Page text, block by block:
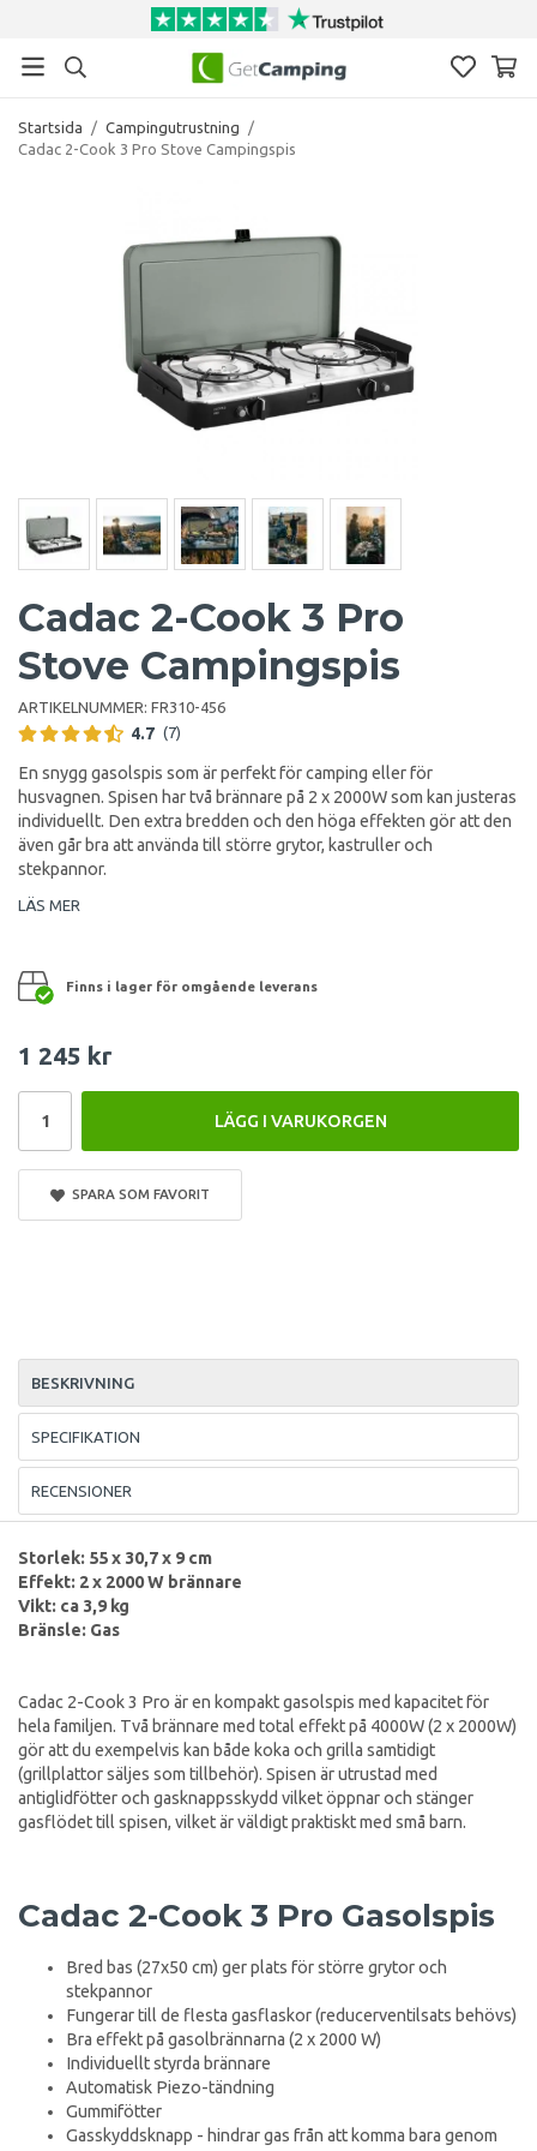
Startsida / Campingutrustning
/
Cadac 2-Cook 3 Pro Stove Campingspis
Cadac 2-Cook 3 Pro
Stove Campingspis
ARTIKELNUMMER: FR310-456
4.7 (7)
En snygg gasolspis som är perfekt för camping eller för
husvagnen. Spisen har två brännare på 2 x 2000W som kan justeras
individuellt. Den extra bredden och den höga effekten gör att den
även går bra att använda till större grytor, kastruller och
stekpannor.
LÄS MER
Finns i lager för omgående leverans
1 245 kr
LÄGG I VARUKORGEN
SPARA SOM FAVORIT
BESKRIVNING
SPECIFIKATION
RECENSIONER
Storlek: 55 x 30,7 x 9 cm
Effekt: 2 x 2000 W brännare
Vikt: ca 3,9 kg
Bränsle: Gas
Cadac 2-Cook 3 Pro är en kompakt gasolspis med kapacitet för
hela familjen. Två brännare med total effekt på 4000W (2 x 2000W)
gör att du exempelvis kan både koka och grilla samtidigt
(grillplattor säljes som tillbehör). Spisen är utrustad med
antiglidfötter och gasknappsskydd vilket öppnar och stänger
gasflödet till spisen, vilket är väldigt praktiskt med små barn.
Cadac 2-Cook 3 Pro Gasolspis
Bred bas (27x50 cm) ger plats för större grytor och
stekpannor
Fungerar till de flesta gasflaskor (reducerventilsats behövs)
Bra effekt på gasolbrännarna (2 x 2000 W)
Individuellt styrda brännare
Automatisk Piezo-tändning
Gummifötter
Gasskyddsknapp - hindrar gas från att komma bara genom